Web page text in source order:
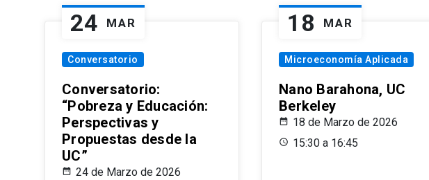
24 MAR
Conversatorio
Conversatorio:
“Pobreza y Educación:
Perspectivas y
Propuestas desde la
UC”
24 de Marzo de 2026
18 MAR
Microeconomía Aplicada
Nano Barahona, UC
Berkeley
18 de Marzo de 2026
15:30 a 16:45